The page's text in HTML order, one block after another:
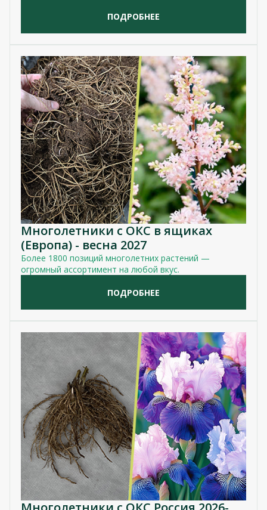
ПОДРОБНЕЕ
Многолетники с ОКС в ящиках
(Европа) - весна 2027
Более 1800 позиций многолетних растений —
огромный ассортимент на любой вкус.
ПОДРОБНЕЕ